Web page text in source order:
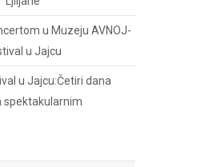
u Muzeju AVNOJ-
u Jajcu
u Jajcu:Četiri dana
spektakularnim